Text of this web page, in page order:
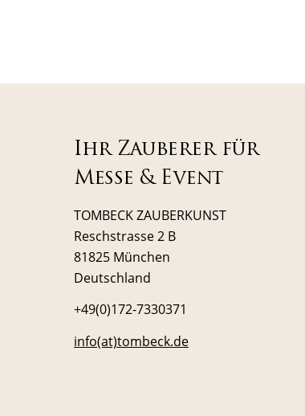
Ihr Zauberer für
Messe & Event
TOMBECK ZAUBERKUNST
Reschstrasse 2 B
81825 München
Deutschland
+49(0)172-7330371
info(at)tombeck.de